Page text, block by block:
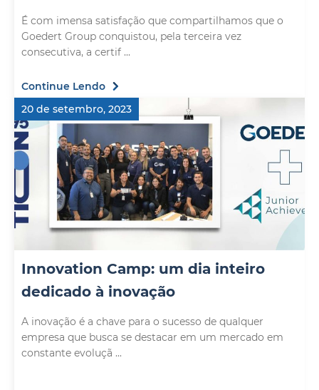
É com imensa satisfação que compartilhamos que o
Goedert Group conquistou, pela terceira vez
consecutiva, a certif ...
Continue Lendo
20 de setembro, 2023
Innovation Camp: um dia inteiro
dedicado à inovação
A inovação é a chave para o sucesso de qualquer
empresa que busca se destacar em um mercado em
constante evoluçã ...